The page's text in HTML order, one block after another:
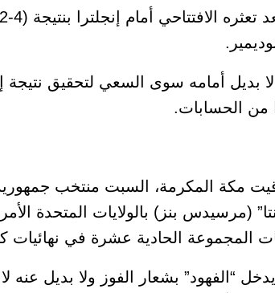
وصيف مونديال 2018 وثالث نسخة 2022 لا بديل أمامه سوى
من الحسابات.
مكة المكرمة، السبت منتخب
(مرسيدس بنز) بالولايات المتحدة
الحادية عشرة في نهائيات كأس
“الفهود” بشعار الفوز ولا بديل عنه